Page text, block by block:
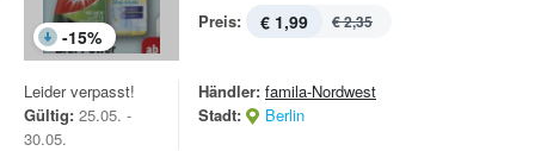
-15%
Preis: € 1,99 € 2,35
Leider verpasst!
Gültig: 25.05. -
30.05.
Händler: famila-Nordwest
Stadt:
Berlin